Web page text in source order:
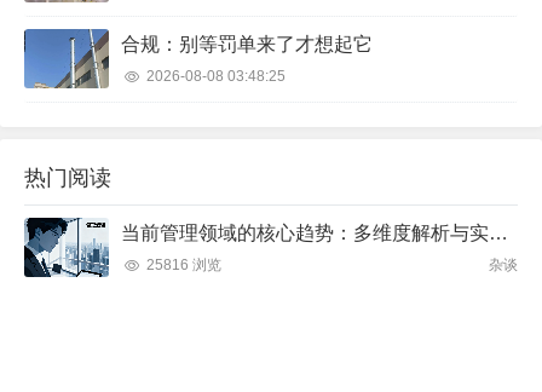
合规：别等罚单来了才想起它
2026-08-08 03:48:25
热门阅读
当前管理领域的核心趋势：多维度解析与实践方向
25816 浏览 杂谈